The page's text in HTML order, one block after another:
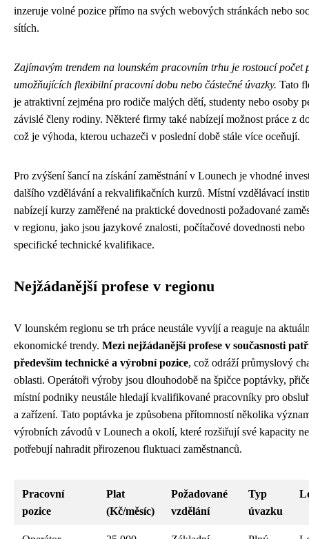
inzeruje volné pozice přímo na svých webových stránkách nebo
sítích.
Zajímavým trendem na lounském pracovním trhu je rostoucí počet
umožňujících flexibilní pracovní dobu nebo částečné úvazky. Tato
je atraktivní zejména pro rodiče malých dětí, studenty nebo osoby
závislé členy rodiny. Některé firmy také nabízejí možnost práce z
což je výhoda, kterou uchazeči v poslední době stále více oceňují.
Pro zvýšení šancí na získání zaměstnání v Lounech je vhodné
dalšího vzdělávání a rekvalifikačních kurzů. Místní vzdělávací
nabízejí kurzy zaměřené na praktické dovednosti požadované
v regionu, jako jsou jazykové znalosti, počítačové dovednosti nebo
specifické technické kvalifikace.
Nejžádanější profese v regionu
V lounském regionu se trh práce neustále vyvíjí a reaguje na
ekonomické trendy. Mezi nejžádanější profese v současnosti
především technické a výrobní pozice, což odráží průmyslový
oblasti. Operátoři výroby jsou dlouhodobě na špičce poptávky,
místní podniky neustále hledají kvalifikované pracovníky pro
a zařízení. Tato poptávka je způsobena přítomností několika
výrobních závodů v Lounech a okolí, které rozšiřují své kapacity
potřebují nahradit přirozenou fluktuaci zaměstnanců.
Pracovní
pozice
Plat
(Kč/měsíc)
Požadované
vzdělání
Typ
úvazku